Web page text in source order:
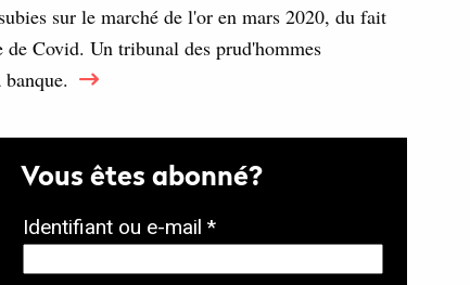
sur le marché de l'or en mars 2020, du fait
Covid. Un tribunal des prud'hommes
Vous êtes abonné?
Identifiant ou e-mail *O